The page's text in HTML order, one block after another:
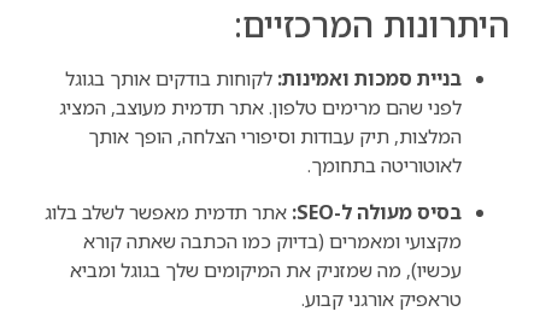
היתרונות המרכזיים:
בניית סמכות ואמינות: לקוחות בודקים אותך בגוגל
לפני שהם מרימים טלפון. אתר תדמית מעוצב, המציג
המלצות, תיק עבודות וסיפורי הצלחה, הופך אותך
לאוטוריטה בתחומך.
בסיס מעולה ל-SEO:
אתר תדמית מאפשר לשלב בלוג
מקצועי ומאמרים (בדיוק כמו הכתבה שאתה קורא
עכשיו), מה שמזניק את המיקומים שלך בגוגל ומביא
טראפיק אורגני קבוע.